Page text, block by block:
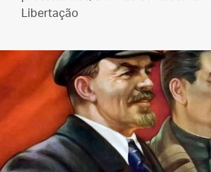
Libertação